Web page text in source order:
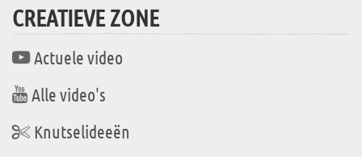
CREATIEVE ZONE
Actuele video
Alle video's
Knutselideeën